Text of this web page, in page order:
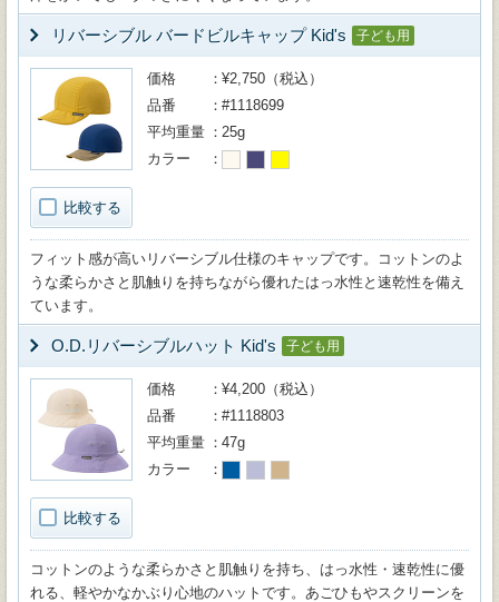
リバーシブル バードビルキャップ Kid's 子ども用
比較する
価格
¥2,750（税込）
品番
#1118699
平均重量
25g
カラー
フィット感が高いリバーシブル仕様のキャップです。コットンのよ
うな柔らかさと肌触りを持ちながら優れたはっ水性と速乾性を備え
ています。
O.D.リバーシブルハット Kid's 子ども用
比較する
価格
¥4,200（税込）
品番
#1118803
平均重量
47g
カラー
コットンのような柔らかさと肌触りを持ち、はっ水性・速乾性に優
れる、軽やかなかぶり心地のハットです。あごひもやスクリーンを